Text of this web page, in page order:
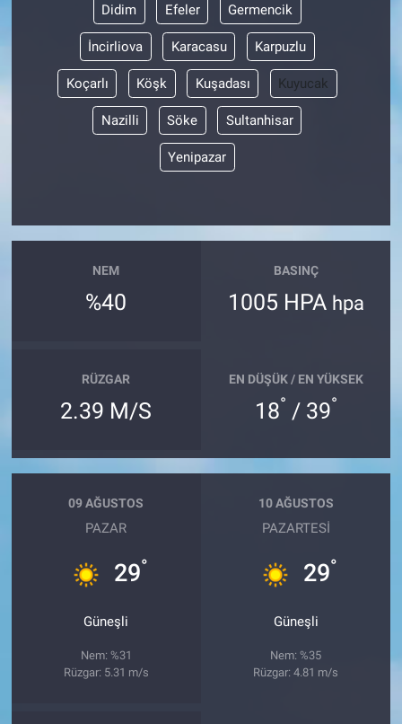
Didim Efeler Germencik
İncirliova Karacasu Karpuzlu
Koçarlı Köşk Kuşadası Kuyucak
Nazilli Söke Sultanhisar
Yenipazar
NEM
%40
BASINÇ
1005 HPA hpa
RÜZGAR
2.39 M/S
EN DÜŞÜK / EN YÜKSEK
18° / 39°
09 AĞUSTOS
PAZAR
29°
Güneşli
Nem: %31
Rüzgar: 5.31 m/s
10 AĞUSTOS
PAZARTESI
29°
Güneşli
Nem: %35
Rüzgar: 4.81 m/s